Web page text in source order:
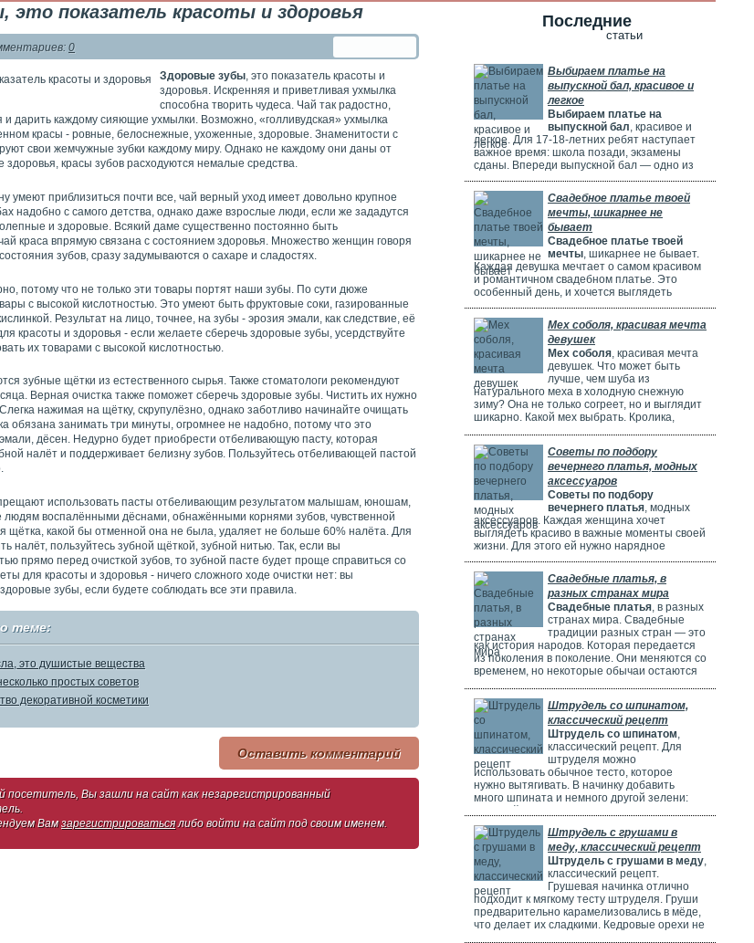
это показатель красоты и здоровья
0
Здоровые зубы, это показатель красоты и
здоровья. Искренняя и приветливая ухмылка
способна творить чудеса. Чай так радостно,
и дарить каждому сияющие ухмылки. Возможно, «голливудская» ухмылка
красы - ровные, белоснежные, ухоженные, здоровые. Знаменитости с
свои жемчужные зубки каждому миру. Однако не каждому они даны от
красы зубов расходуются немалые средства.
умеют приблизиться почти все, чай верный уход имеет довольно крупное
надобно с самого детства, однако даже взрослые люди, если же зададутся
и здоровые. Всякий даме существенно постоянно быть
краса впрямую связана с состоянием здоровья. Множество женщин говоря
зубов, сразу задумываются о сахаре и сладостях.
потому что не только эти товары портят наши зубы. По сути дюже
с высокой кислотностью. Это умеют быть фруктовые соки, газированные
Результат на лицо, точнее, на зубы - эрозия эмали, как следствие, её
красоты и здоровья - если желаете сберечь здоровые зубы, усердствуйте
их товарами с высокой кислотностью.
зубные щётки из естественного сырья. Также стоматологи рекомендуют
Верная очистка также поможет сберечь здоровые зубы. Чистить их нужно
нажимая на щётку, скрупулёзно, однако заботливо начинайте очищать
обязана занимать три минуты, огромнее не надобно, потому что это
дёсен. Недурно будет приобрести отбеливающую пасту, которая
налёт и поддерживает белизну зубов. Пользуйтесь отбеливающей пастой
использовать пасты отбеливающим результатом малышам, юношам,
воспалёнными дёснами, обнажёнными корнями зубов, чувственной
щётка, какой бы отменной она не была, удаляет не больше 60% налёта. Для
налёт, пользуйтесь зубной щёткой, зубной нитью. Так, если вы
прямо перед очисткой зубов, то зубной пасте будет проще справиться со
для красоты и здоровья - ничего сложного ходе очистки нет: вы
зубы, если будете соблюдать все эти правила.
теме:
это душистые вещества
простых советов
декоративной косметики
Оставить комментарий
посетитель, Вы зашли на сайт как незарегистрированный
Вамзарегистрироватьсялибо войти на сайт под своим именем.
Последние
статьи
Выбираем платье на
выпускной бал, красивое и
легкое
Выбираем платье на
выпускной бал, красивое и
легкое. Для 17-18-летних ребят наступает
важное время: школа позади, экзамены
сданы. Впереди выпускной бал — одно из
самых красивых и радостных событий.
Особенно тщательно готовятся девушки.
Они заранее думают о наряде, прическе,
макияже и аксессуарах. Выпускной бал
можно сравнить с конкурсом красоты. Где
девушки соревнуются, кто лучше выглядит.
Свадебное платье твоей
мечты, шикарнее не
бывает
Свадебное платье твоей
мечты, шикарнее не бывает.
Каждая девушка мечтает о самом красивом
и романтичном свадебном платье. Это
особенный день, и хочется выглядеть
потрясающе! Но выбрать идеальное платье
может быть непросто. Раньше девушки
ходили по магазинам, смотрели каталоги и
искали платье в интернете. Сейчас это
проще благодаря онлайн-каталогам. Там
можно найти много красивых нарядов от
разных дизайнеров.
Мех соболя, красивая мечта
девушек
Мех соболя, красивая мечта
девушек. Что может быть
лучше, чем шуба из
натурального меха в холодную снежную
зиму? Она не только согреет, но и выглядит
шикарно. Какой мех выбрать. Кролика,
женщины чаще всего выбирают шубы из
соболя. Они красивые, дорогие и выглядят
очень элегантно. Соболя называют
"Королем всех мехов". Это значит, что он
самый шикарный и роскошный.
Советы по подбору
вечернего платья, модных
аксессуаров
Советы по подбору
вечернего платья, модных
аксессуаров. Каждая женщина хочет
выглядеть красиво в важные моменты своей
жизни. Для этого ей нужно нарядное
платье. В Москве огромный выбор таких
платьев. Вечерние платья в Москве очень
популярны. Потому что в городе много
театров, клубов и других мест. Где можно
повеселиться или встретиться с друзьями.
Также часто проходят праздничные
мероприятия, на которых нужно выглядеть
элегантно.
Свадебные платья, в
разных странах мира
Свадебные платья, в разных
странах мира. Свадебные
традиции разных стран — это
как история народов. Которая передается
из поколения в поколение. Они меняются со
временем, но некоторые обычаи остаются
невесты одеваются на свадьбу. И какие
символы несут их наряды.Штрудель со шпинатом,
классический рецепт
Штрудель со шпинатом,
классический рецепт. Для
штруделя можно
использовать обычное тесто, которое
нужно вытягивать. В начинку добавить
много шпината и немного другой зелени:
полезен, потому что в нем много витаминов,
минералов и веществ, которые защищают
клетки. Он богат витаминами A, C, E и K,
содержит кальций, который важен для зубов
и костей. И пищевые волокна, которые
Штрудель с грушами в
меду, классический рецепт
Штрудель с грушами в меду,
классический рецепт.
Грушевая начинка отлично
подходит к мягкому тесту штруделя. Груши
предварительно карамелизовались в мёде,
что делает их сладкими. Кедровые орехи не